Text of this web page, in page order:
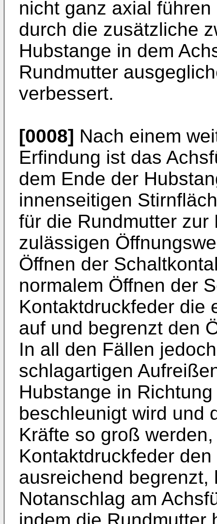
nicht ganz axial
durch die zusätzliche
Hubstange in dem
Rundmutter
verbessert.
[0008] Nach einem
Erfindung ist das
dem Ende der
innenseitigen
für die Rundmutter
zulässigen
Öffnen der
normalem Öffnen der
Kontaktdruckfeder die
auf und begrenzt den
In all den Fällen
schlagartigen
Hubstange in
beschleunigt wird und
Kräfte so groß
Kontaktdruckfeder
ausreichend begrenzt,
Notanschlag am